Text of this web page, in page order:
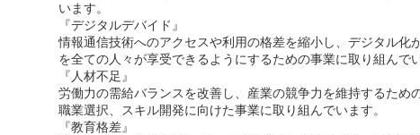
います。
『デジタルデバイド』
情報通信技術へのアクセスや利用の格差を縮小し、デジタル化
を全ての人々が享受できるようにするための事業に取り組んで
『人材不足』
労働力の需給バランスを改善し、産業の競争力を維持するため
職業選択、スキル開発に向けた事業に取り組んでいます。
『教育格差』